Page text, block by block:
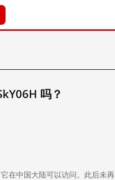
吗？
在中国大陆可以访问。此后未再